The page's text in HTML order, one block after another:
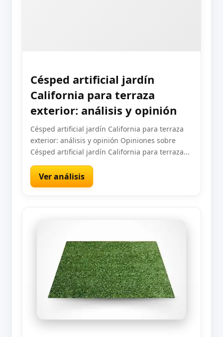
Césped artificial jardín
California para terraza
exterior: análisis y opinión
Césped artificial jardín California para terraza
exterior: análisis y opinión Opiniones sobre
Césped artificial jardín California para terraza...
Ver análisis